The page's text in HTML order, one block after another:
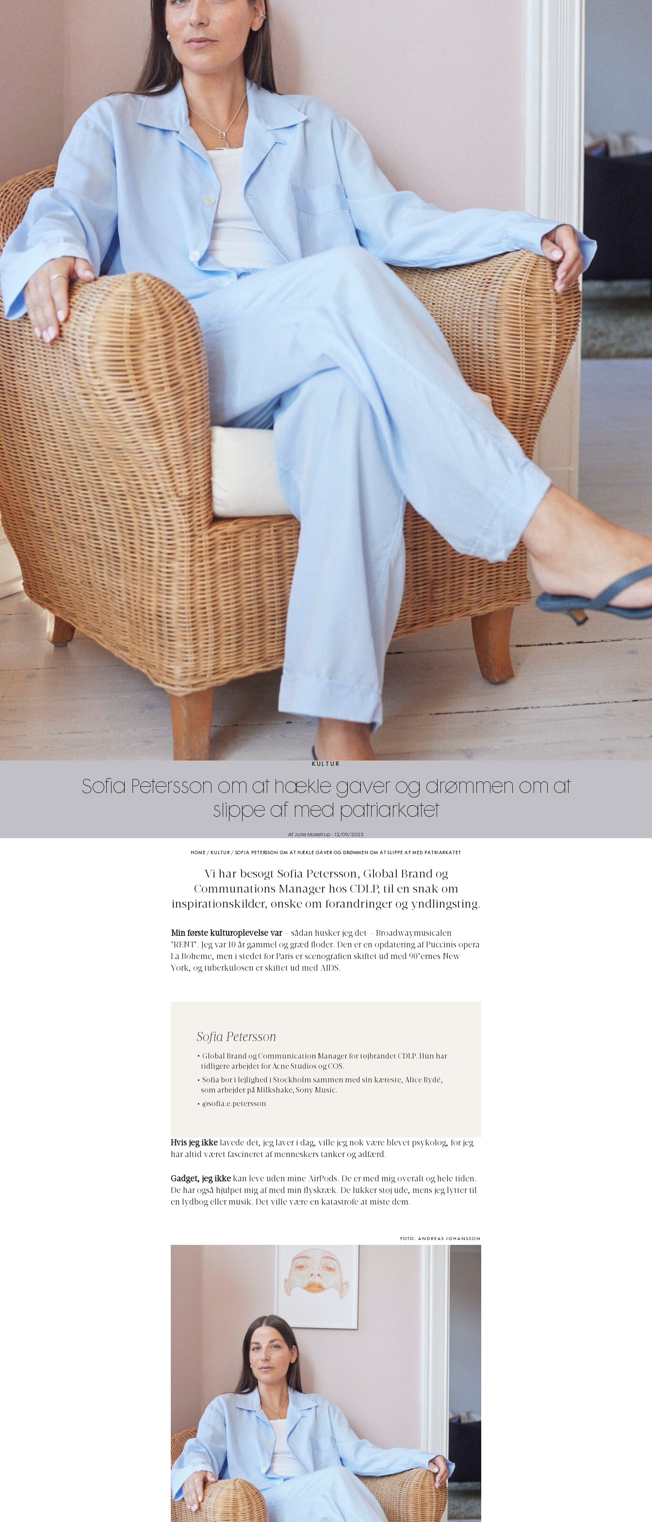
KULTUR
Sofia Petersson om at hækle gaver og drømmen om at
slippe af med patriarkatet
Af Julie Moestrup - 12/09/2023
HOME / KULTUR / SOFIA PETERSSON OM AT HÆKLE GAVER OG DRØMMEN OM AT SLIPPE AF MED PATRIARKATET
Vi har besøgt Sofia Petersson, Global Brand og
Communations Manager hos CDLP, til en snak om
inspirationskilder, ønske om forandringer og yndlingsting.
Min første kulturoplevelse var – sådan husker jeg det – Broadwaymusicalen
’RENT’. Jeg var 10 år gammel og græd floder. Den er en opdatering af Puccinis opera
La Boheme, men i stedet for Paris er scenografien skiftet ud med 90’ernes New
York, og tuberkulosen er skiftet ud med AIDS.
Sofia Petersson
Global Brand og Communication Manager for tøjbrandet CDLP. Hun har
tidligere arbejdet for Acne Studios og COS.
Sofia bor i lejlighed i Stockholm sammen med sin kæreste, Alice Rydé,
som arbejder på Milkshake, Sony Music.
@sofia.e.petersson
Hvis jeg ikke lavede det, jeg laver i dag, ville jeg nok være blevet psykolog, for jeg
har altid været fascineret af menneskers tanker og adfærd.
Gadget, jeg ikke kan leve uden mine AirPods. De er med mig overalt og hele tiden.
De har også hjulpet mig af med min flyskræk. De lukker støj ude, mens jeg lytter til
en lydbog eller musik. Det ville være en katastrofe at miste dem.
FOTO: ANDREAS JOHANSSON